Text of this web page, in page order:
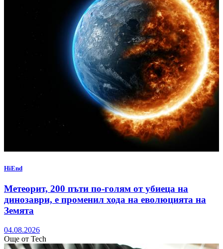
HiEnd
Метеорит, 200 пъти по-голям от убиеца на
динозаври, е променил хода на еволюцията на
Земята
04.08.2026
Още от Tech